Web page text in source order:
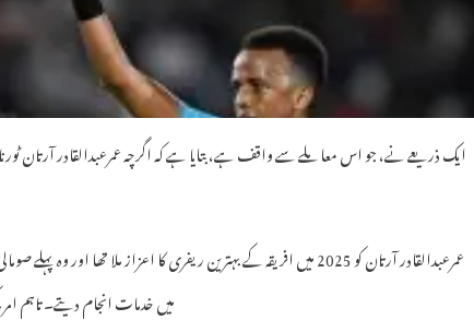
ایک ذریعے نے، جو اس معاملے سے واقف ہے، بتایا ہے کہ اگرچہ عمرعبدالقادر آرتان
عمرعبدالقادر آرتان کو 2025 میں افریقہ کے بہترین ریفری کا اعزاز
میں خدمات انجام دیتے۔ تاہم